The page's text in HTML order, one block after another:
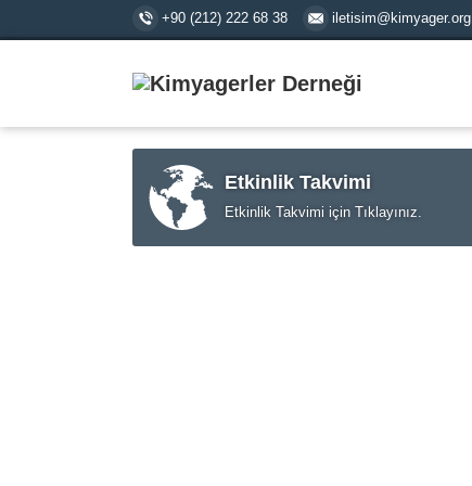
+90 (212) 222 68 38 iletisim@kimyager.org
Etkinlik Takvimi
Etkinlik Takvimi için Tıklayınız.